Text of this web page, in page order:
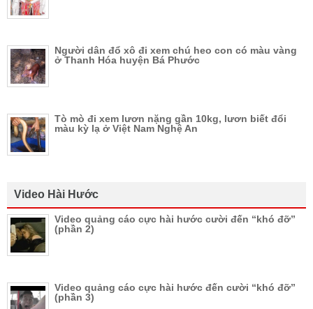
Người dân đổ xô đi xem chú heo con có màu vàng
ở Thanh Hóa huyện Bá Phước
Tò mò đi xem lươn nặng gần 10kg, lươn biết đổi
màu kỳ lạ ở Việt Nam Nghệ An
Video Hài Hước
Video quảng cáo cực hài hước cười đến “khó đỡ”
(phần 2)
Video quảng cáo cực hài hước đến cười “khó đỡ”
(phần 3)